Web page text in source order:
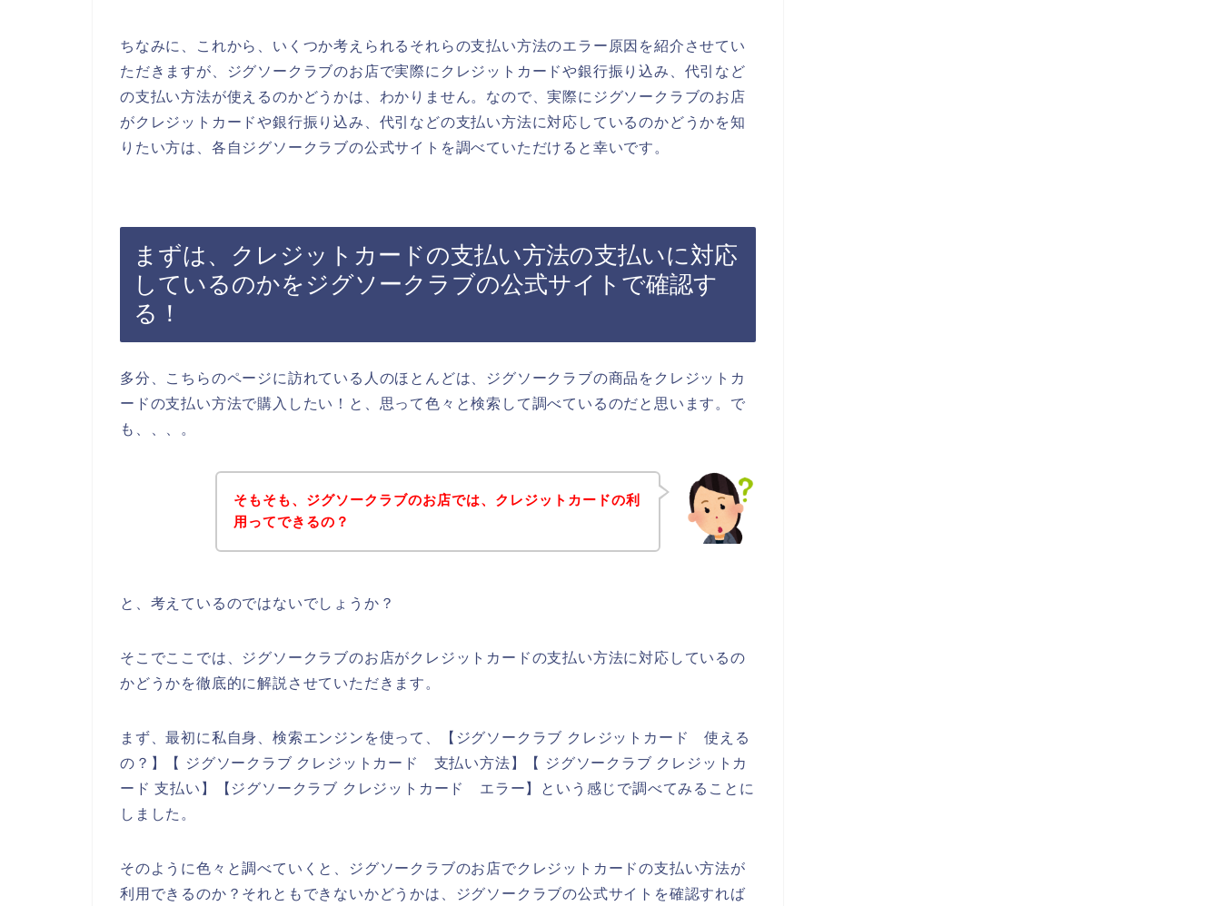
ちなみに、これから、いくつか考えられるそれらの支払い方法のエラー原因を紹介させてい
ただきますが、ジグソークラブのお店で実際にクレジットカードや銀行振り込み、代引など
の支払い方法が使えるのかどうかは、わかりません。なので、実際にジグソークラブのお店
がクレジットカードや銀行振り込み、代引などの支払い方法に対応しているのかどうかを知
りたい方は、各自ジグソークラブの公式サイトを調べていただけると幸いです。
まずは、クレジットカードの支払い方法の支払いに対応
しているのかをジグソークラブの公式サイトで確認す
る！
多分、こちらのページに訪れている人のほとんどは、ジグソークラブの商品をクレジットカ
ードの支払い方法で購入したい！と、思って色々と検索して調べているのだと思います。で
も、、、。
そもそも、ジグソークラブのお店では、クレジットカードの利
用ってできるの？
と、考えているのではないでしょうか？
そこでここでは、ジグソークラブのお店がクレジットカードの支払い方法に対応しているの
かどうかを徹底的に解説させていただきます。
まず、最初に私自身、検索エンジンを使って、【ジグソークラブ クレジットカード 使える
の？】【 ジグソークラブ クレジットカード 支払い方法】【 ジグソークラブ クレジットカ
ード 支払い】【ジグソークラブ クレジットカード エラー】という感じで調べてみることに
しました。
そのように色々と調べていくと、ジグソークラブのお店でクレジットカードの支払い方法が
利用できるのか？それともできないかどうかは、ジグソークラブの公式サイトを確認すれば